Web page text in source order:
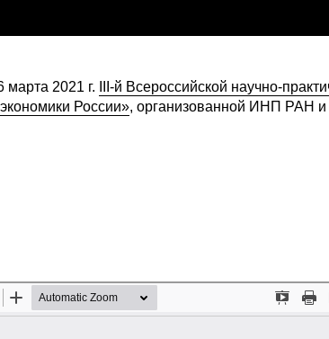
2021 г.
III-й Всероссийской научно-
России», организованной ИНП